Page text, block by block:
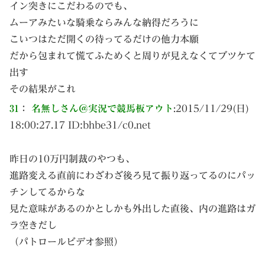
イン突きにこだわるのでも、
ムーアみたいな騎乗ならみんな納得だろうに
こいつはただ開くの待ってるだけの他力本願
だから包まれて慌てふためくと周りが見えなくてブツケて
出す
その結果がこれ
31 ： 名無しさん＠実況で競馬板アウト :2015/11/29(日)
18:00:27.17 ID: bhbe31/c0.net
昨日の10万円制裁のやつも、
進路変える直前にわざわざ後ろ見て振り返ってるのにパッ
チンしてるからな
見た意味があるのかとしかも外出した直後、内の進路はガ
ラ空きだし
（パトロールビデオ参照）